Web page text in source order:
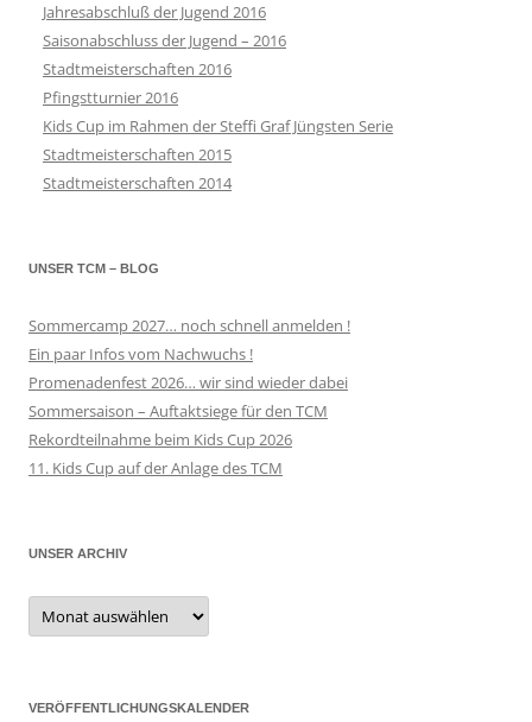
Jahresabschluß der Jugend 2016
Saisonabschluss der Jugend – 2016
Stadtmeisterschaften 2016
Pfingstturnier 2016
Kids Cup im Rahmen der Steffi Graf Jüngsten Serie
Stadtmeisterschaften 2015
Stadtmeisterschaften 2014
UNSER TCM – BLOG
Sommercamp 2027… noch schnell anmelden !
Ein paar Infos vom Nachwuchs !
Promenadenfest 2026… wir sind wieder dabei
Sommersaison – Auftaktsiege für den TCM
Rekordteilnahme beim Kids Cup 2026
11. Kids Cup auf der Anlage des TCM
UNSER ARCHIV
Unser
Archiv
VERÖFFENTLICHUNGSKALENDER